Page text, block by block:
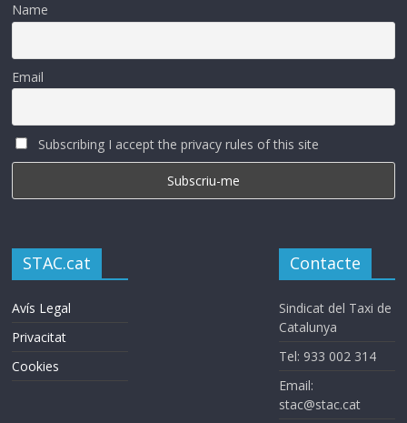
Name
Email
Subscribing I accept the privacy rules of this site
STAC.cat
Avís Legal
Privacitat
Cookies
Contacte
Sindicat del Taxi de
Catalunya
Tel: 933 002 314
Email:
stac@stac.cat